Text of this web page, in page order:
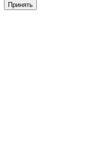
Принять